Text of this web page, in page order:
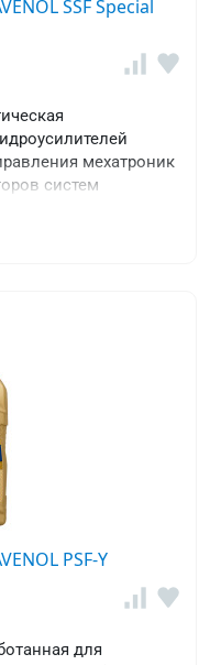
SSF Special
мехатроник
систем
зеленого цвета.
PSF-Y
для